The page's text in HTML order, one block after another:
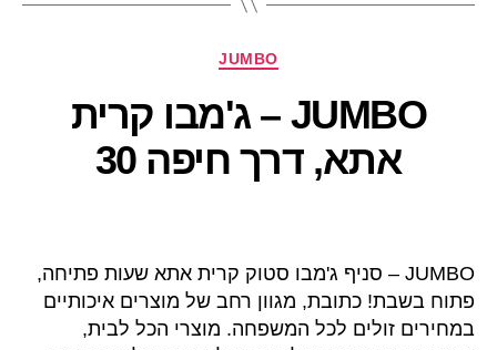
קטגוריותJUMBO
JUMBO – ג'מבו קרית
אתא, דרך חיפה 30
JUMBO – סניף ג'מבו סטוק קרית אתא שעות פתיחה,
פתוח בשבת! כתובת, מגוון רחב של מוצרים איכותיים
במחירים זולים לכל המשפחה. מוצרי הכל לבית,